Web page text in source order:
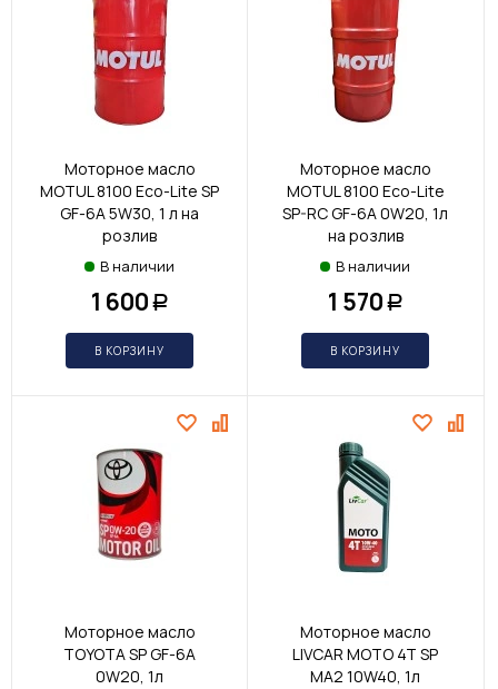
Моторное масло
MOTUL 8100 Eco-Lite SP
GF-6A 5W30, 1 л на
розлив
В наличии
1 600 Р
В КОРЗИНУ
Моторное масло
MOTUL 8100 Eco-Lite
SP-RC GF-6A 0W20, 1л
на розлив
В наличии
1 570 Р
В КОРЗИНУ
Моторное масло
TOYOTA SP GF-6A
0W20, 1л
Моторное масло
LIVCAR MOTO 4T SP
MA2 10W40, 1л